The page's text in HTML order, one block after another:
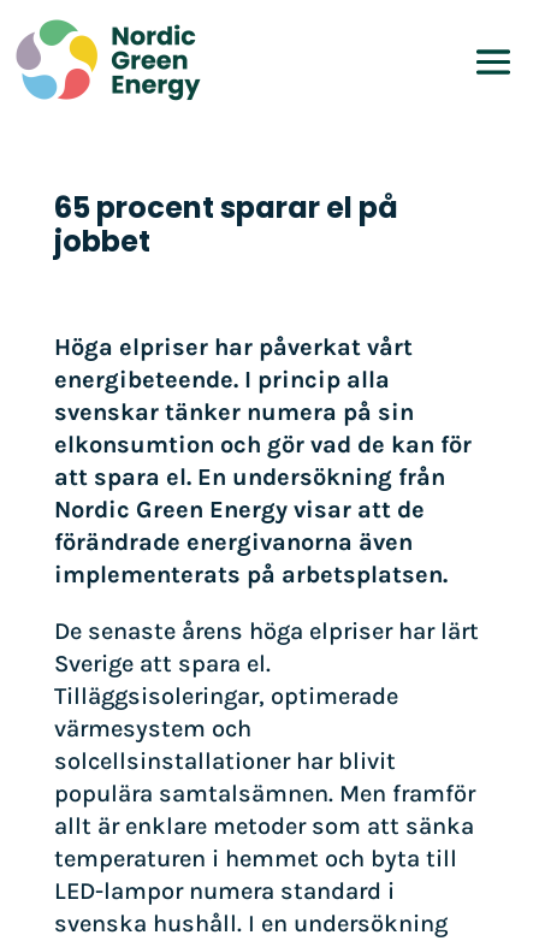
65 procent sparar el på
jobbet
Höga elpriser har påverkat vårt
energibeteende. I princip alla
svenskar tänker numera på sin
elkonsumtion och gör vad de kan för
att spara el. En undersökning från
Nordic Green Energy visar att de
förändrade energivanorna även
implementerats på arbetsplatsen.
De senaste årens höga elpriser har lärt
Sverige att spara el.
Tilläggsisoleringar, optimerade
värmesystem och
solcellsinstallationer har blivit
populära samtalsämnen. Men framför
allt är enklare metoder som att sänka
temperaturen i hemmet och byta till
LED-lampor numera standard i
svenska hushåll. I en undersökning